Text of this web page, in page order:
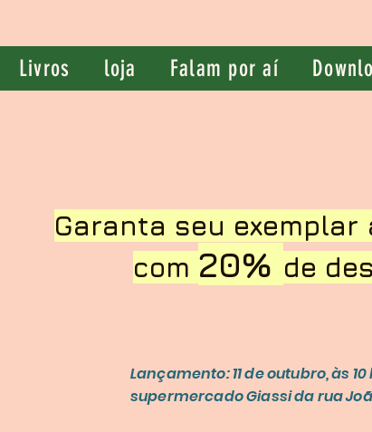
Livros loja Falam por aí
Garanta seu
com 20% de
Lançamento: 11 de outubro, às
supermercado Giassi da rua